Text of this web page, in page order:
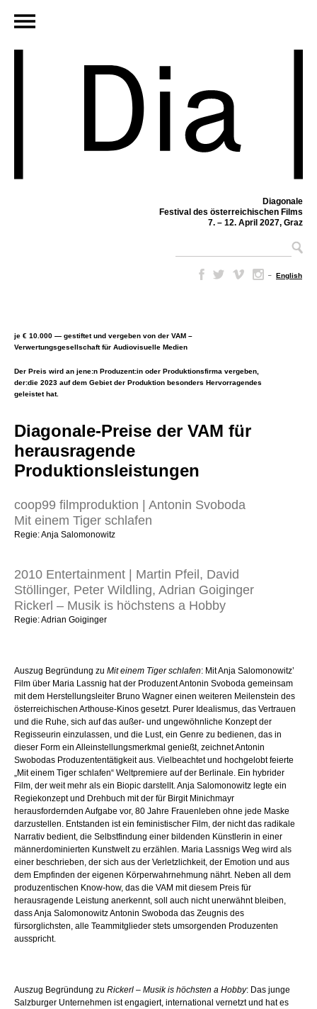
Diagonale
Festival des österreichischen Films
7. – 12. April 2027, Graz
– English
je € 10.000 — gestiftet und vergeben von der VAM –
Verwertungsgesellschaft für Audiovisuelle Medien
Der Preis wird an jene:n Produzent:in oder Produktionsfirma vergeben,
der:die 2023 auf dem Gebiet der Produktion besonders Hervorragendes
geleistet hat.
Diagonale-Preise der VAM für
herausragende
Produktionsleistungen
coop99 filmproduktion | Antonin Svoboda
Mit einem Tiger schlafen
Regie: Anja Salomonowitz
2010 Entertainment | Martin Pfeil, David
Stöllinger, Peter Wildling, Adrian Goiginger
Rickerl – Musik is höchstens a Hobby
Regie: Adrian Goiginger
Auszug Begründung zu Mit einem Tiger schlafen: Mit Anja Salomonowitz’
Film über Maria Lassnig hat der Produzent Antonin Svoboda gemeinsam
mit dem Herstellungsleiter Bruno Wagner einen weiteren Meilenstein des
österreichischen Arthouse-Kinos gesetzt. Purer Idealismus, das Vertrauen
und die Ruhe, sich auf das außer- und ungewöhnliche Konzept der
Regisseurin einzulassen, und die Lust, ein Genre zu bedienen, das in
dieser Form ein Alleinstellungsmerkmal genießt, zeichnet Antonin
Swobodas Produzententätigkeit aus. Vielbeachtet und hochgelobt feierte
„Mit einem Tiger schlafen“ Weltpremiere auf der Berlinale. Ein hybrider
Film, der weit mehr als ein Biopic darstellt. Anja Salomonowitz legte ein
Regiekonzept und Drehbuch mit der für Birgit Minichmayr
herausfordernden Aufgabe vor, 80 Jahre Frauenleben ohne jede Maske
darzustellen. Entstanden ist ein feministischer Film, der nicht das radikale
Narrativ bedient, die Selbstfindung einer bildenden Künstlerin in einer
männerdominierten Kunstwelt zu erzählen. Maria Lassnigs Weg wird als
einer beschrieben, der sich aus der Verletzlichkeit, der Emotion und aus
dem Empfinden der eigenen Körperwahrnehmung nährt. Neben all dem
produzentischen Know-how, das die VAM mit diesem Preis für
herausragende Leistung anerkennt, soll auch nicht unerwähnt bleiben,
dass Anja Salomonowitz Antonin Swoboda das Zeugnis des
fürsorglichsten, alle Teammitglieder stets umsorgenden Produzenten
ausspricht.
Auszug Begründung zu Rickerl – Musik is höchsten a Hobby: Das junge
Salzburger Unternehmen ist engagiert, international vernetzt und hat es